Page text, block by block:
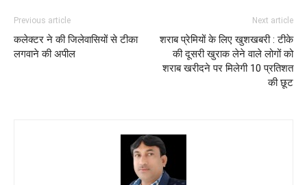
Previous article
कलेक्टर ने की जिलेवासियों से टीका
लगवाने की अपील
Next article
शराब प्रेमियों के लिए खुशखबरी : टीके
की दूसरी खुराक लेने वाले लोगों को
शराब खरीदने पर मिलेगी 10 प्रतिशत
की छूट